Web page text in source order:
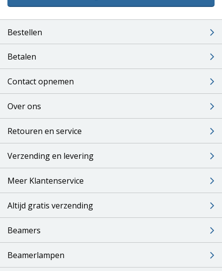
Bestellen
Betalen
Contact opnemen
Over ons
Retouren en service
Verzending en levering
Meer Klantenservice
Altijd gratis verzending
Beamers
Beamerlampen